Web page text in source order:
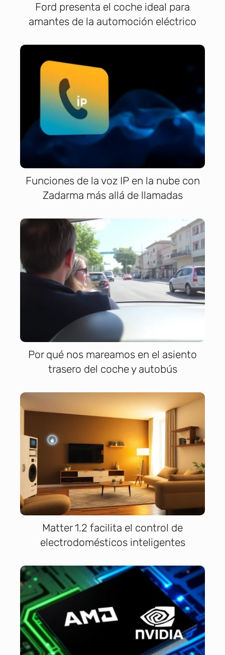
Ford presenta el coche ideal para
amantes de la automoción eléctrico
Funciones de la voz IP en la nube con
Zadarma más allá de llamadas
Por qué nos mareamos en el asiento
trasero del coche y autobús
Matter 1.2 facilita el control de
electrodomésticos inteligentes